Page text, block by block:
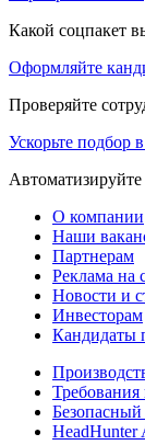
Какой соцпакет
Оформляйте
Проверяйте
Ускорьте подбор
Автоматизируйте
О компании
Наши
Партнерам
Реклама на
Новости и
Инвесторам
Кандидаты
HeadHunter